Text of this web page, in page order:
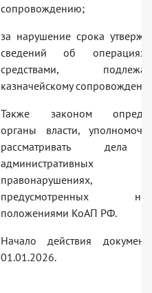
сопровождению;
за нарушение срока
сведений об
средствами,
казначейскому
Также законом
органы власти,
рассматривать
административных
правонарушениях,
предусмотренных
положениями КоАП РФ.
Начало действия
01.01.2026.